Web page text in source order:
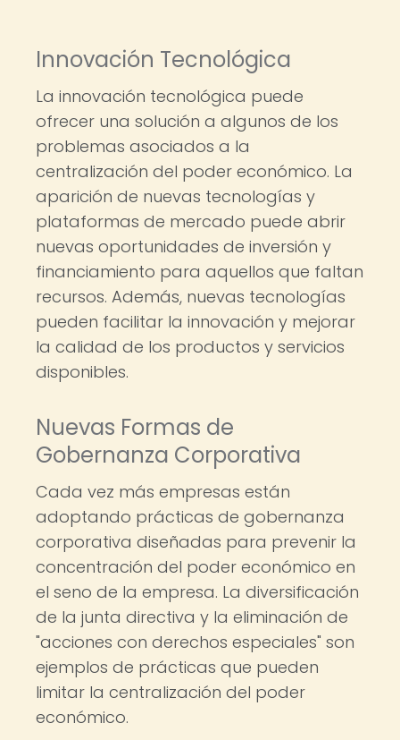
Innovación Tecnológica
La innovación tecnológica puede
ofrecer una solución a algunos de los
problemas asociados a la
centralización del poder económico. La
aparición de nuevas tecnologías y
plataformas de mercado puede abrir
nuevas oportunidades de inversión y
financiamiento para aquellos que faltan
recursos. Además, nuevas tecnologías
pueden facilitar la innovación y mejorar
la calidad de los productos y servicios
disponibles.
Nuevas Formas de
Gobernanza Corporativa
Cada vez más empresas están
adoptando prácticas de gobernanza
corporativa diseñadas para prevenir la
concentración del poder económico en
el seno de la empresa. La diversificación
de la junta directiva y la eliminación de
"acciones con derechos especiales" son
ejemplos de prácticas que pueden
limitar la centralización del poder
económico.